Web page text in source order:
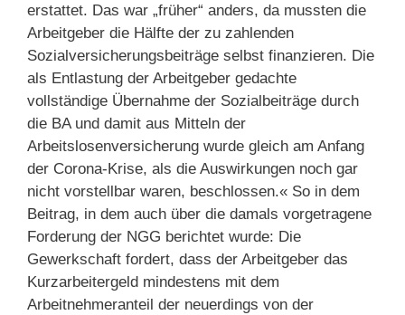
erstattet. Das war „früher“ anders, da mussten die
Arbeitgeber die Hälfte der zu zahlenden
Sozialversicherungsbeiträge selbst finanzieren. Die
als Entlastung der Arbeitgeber gedachte
vollständige Übernahme der Sozialbeiträge durch
die BA und damit aus Mitteln der
Arbeitslosenversicherung wurde gleich am Anfang
der Corona-Krise, als die Auswirkungen noch gar
nicht vorstellbar waren, beschlossen.« So in dem
Beitrag, in dem auch über die damals vorgetragene
Forderung der NGG berichtet wurde: Die
Gewerkschaft fordert, dass der Arbeitgeber das
Kurzarbeitergeld mindestens mit dem
Arbeitnehmeranteil der neuerdings von der